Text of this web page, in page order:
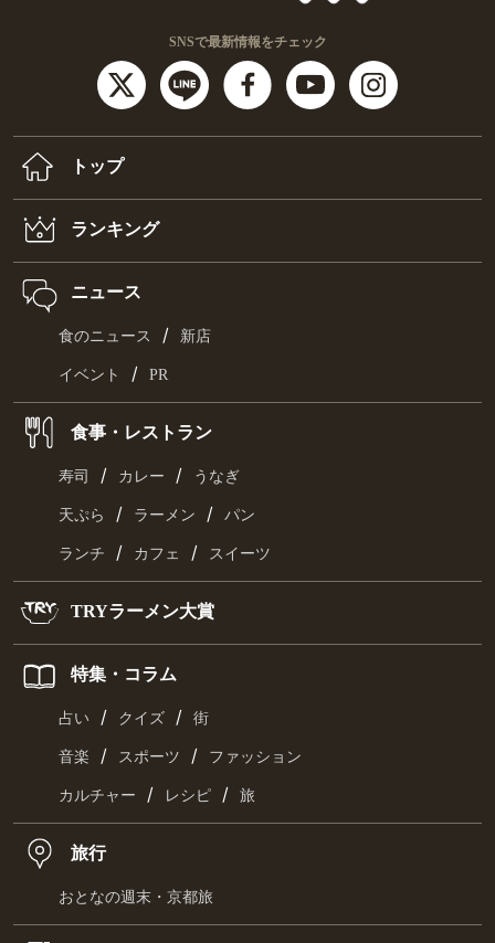
SNSで最新情報をチェック
トップ
ランキング
ニュース
食のニュース / 新店
イベント / PR
食事・レストラン
寿司 / カレー / うなぎ
天ぷら / ラーメン / パン
ランチ / カフェ / スイーツ
TRYラーメン大賞
特集・コラム
占い / クイズ / 街
音楽 / スポーツ / ファッション
カルチャー / レシピ / 旅
旅行
おとなの週末・京都旅